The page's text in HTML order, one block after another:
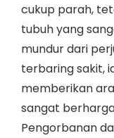
cukup parah,
tubuh yang
mundur dari
terbaring sakit,
memberikan
sangat
Pengorbanan